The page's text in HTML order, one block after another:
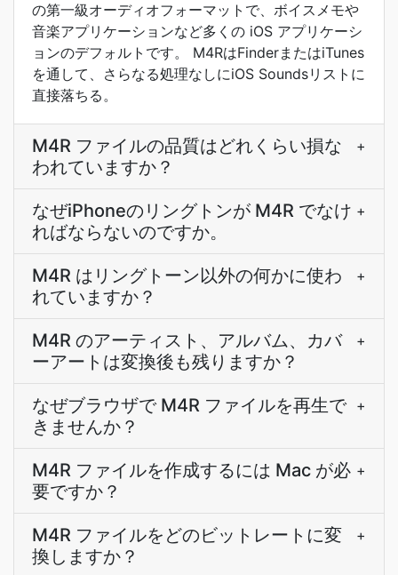
の第一級オーディオフォーマットで、ボイスメモや
音楽アプリケーションなど多くの iOS アプリケーシ
ョンのデフォルトです。 M4RはFinderまたはiTunes
を通して、さらなる処理なしにiOS Soundsリストに
直接落ちる。
M4R ファイルの品質はどれくらい損な
われていますか？
+
なぜiPhoneのリングトンが M4R でなけ
ればならないのですか。
+
M4R はリングトーン以外の何かに使わ
れていますか？
+
M4R のアーティスト、アルバム、カバ
ーアートは変換後も残りますか？
+
なぜブラウザで M4R ファイルを再生で
きませんか？
+
M4R ファイルを作成するには Mac が必
要ですか？
+
M4R ファイルをどのビットレートに変
換しますか？
+